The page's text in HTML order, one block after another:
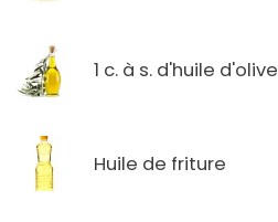
1 c. à s. d'huile d'olive
Huile de friture